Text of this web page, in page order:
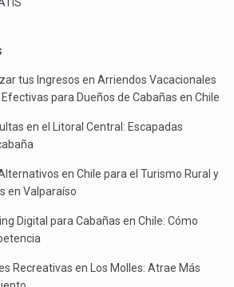
tus Ingresos en Arriendos Vacacionales
para Dueños de Cabañas en Chile
en el Litoral Central: Escapadas
en Chile para el Turismo Rural y
en Valparaíso
Digital para Cabañas en Chile: Cómo
Recreativas en Los Molles: Atrae Más